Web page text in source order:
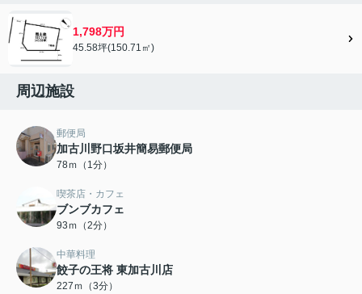
1,798万円
45.58坪(150.71㎡)
周辺施設
郵便局
加古川野口坂井簡易郵便局
78ｍ（1分）
喫茶店・カフェ
ブンブカフェ
93ｍ（2分）
中華料理
餃子の王将 東加古川店
227ｍ（3分）